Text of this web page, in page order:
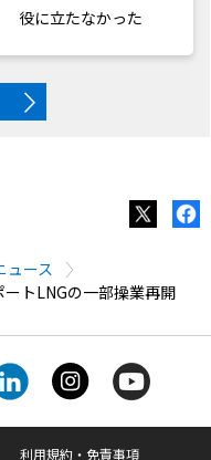
役に立たなかった
ュース
トLNGの一部操業再開
利用規約・免責事項